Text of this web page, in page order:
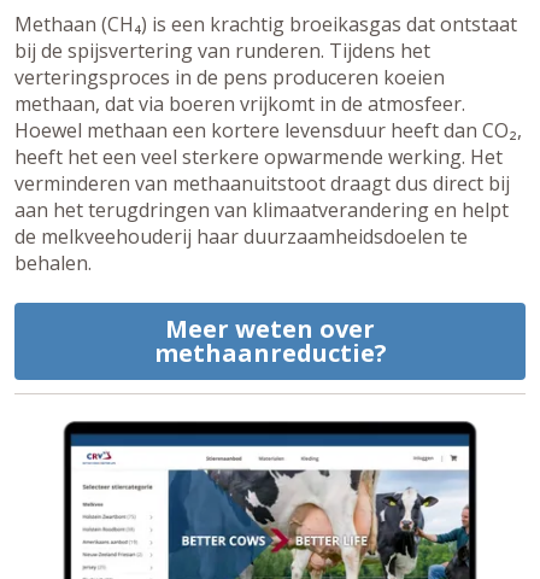
Methaan (CH₄) is een krachtig broeikasgas dat ontstaat
bij de spijsvertering van runderen. Tijdens het
verteringsproces in de pens produceren koeien
methaan, dat via boeren vrijkomt in de atmosfeer.
Hoewel methaan een kortere levensduur heeft dan CO₂,
heeft het een veel sterkere opwarmende werking. Het
verminderen van methaanuitstoot draagt dus direct bij
aan het terugdringen van klimaatverandering en helpt
de melkveehouderij haar duurzaamheidsdoelen te
behalen.
Meer weten over
methaanreductie?